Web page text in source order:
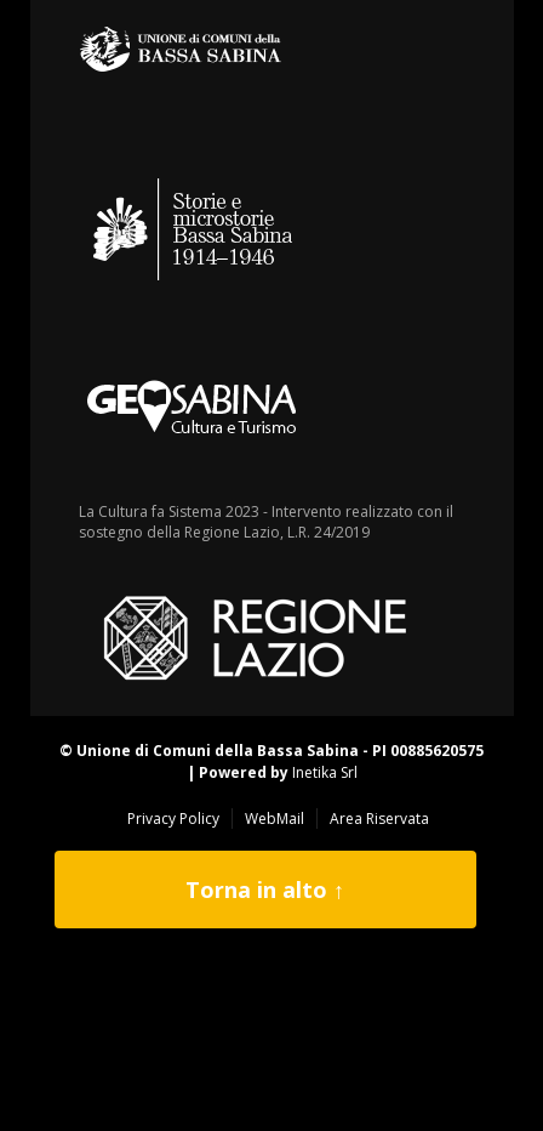
La Cultura fa Sistema 2023 - Intervento realizzato con il
sostegno della Regione Lazio, L.R. 24/2019
© Unione di Comuni della Bassa Sabina - PI 00885620575
| Powered byInetika Srl
Privacy Policy WebMail Area Riservata
Torna in alto ↑